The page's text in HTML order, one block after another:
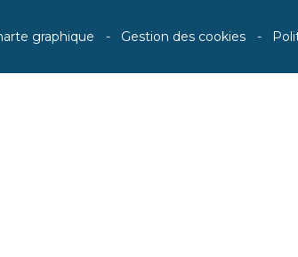
graphique Gestion des cookies